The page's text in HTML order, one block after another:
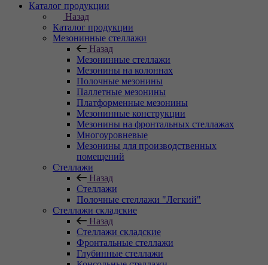
Каталог продукции
Назад
Каталог продукции
Мезонинные стеллажи
Назад
Мезонинные стеллажи
Мезонины на колоннах
Полочные мезонины
Паллетные мезонины
Платформенные мезонины
Мезонинные конструкции
Мезонины на фронтальных стеллажах
Многоуровневые
Мезонины для производственных
помещений
Стеллажи
Назад
Стеллажи
Полочные стеллажи "Легкий"
Стеллажи складские
Назад
Стеллажи складские
Фронтальные стеллажи
Глубинные стеллажи